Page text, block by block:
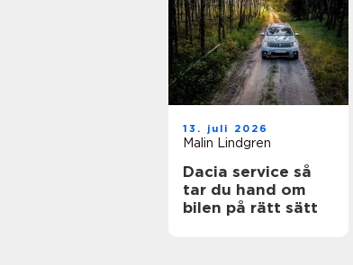
13. juli 2026
Malin Lindgren
Dacia service så
tar du hand om
bilen på rätt sätt